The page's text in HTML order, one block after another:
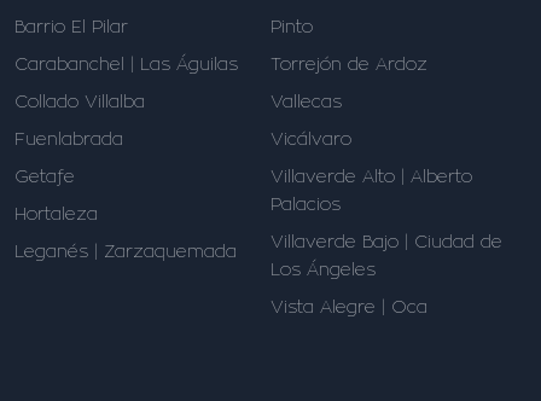
Barrio El Pilar
Carabanchel | Las Águilas
Collado Villalba
Fuenlabrada
Getafe
Hortaleza
Leganés | Zarzaquemada
Pinto
Torrejón de Ardoz
Vallecas
Vicálvaro
Villaverde Alto | Alberto
Palacios
Villaverde Bajo | Ciudad de
Los Ángeles
Vista Alegre | Oca